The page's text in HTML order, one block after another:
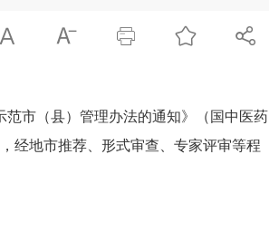
    
市（县）管理办法的通知》（国中医药
经地市推荐、形式审查、专家评审等程